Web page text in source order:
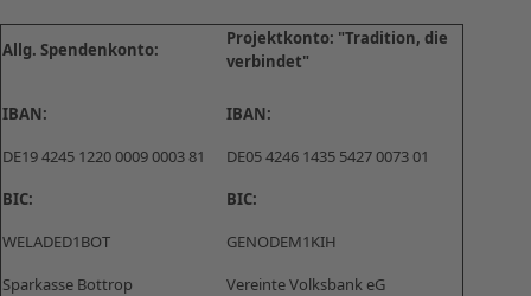
Allg. Spendenkonto:
Projektkonto: "Tradition, die
verbindet"
IBAN:
DE19 4245 1220 0009 0003 81
BIC:
WELADED1BOT
Sparkasse Bottrop
IBAN:
DE05 4246 1435 5427 0073 01
BIC:
GENODEM1KIH
Vereinte Volksbank eG